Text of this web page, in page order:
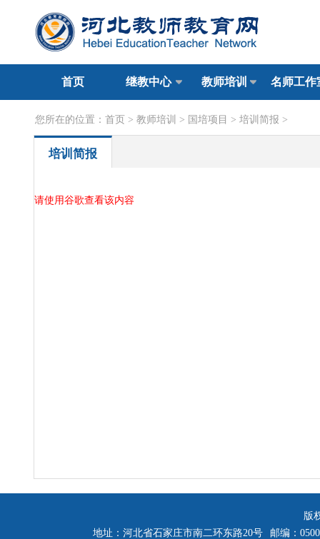
首页 继教中心 教师培训 名师工作
您所在的位置： 首页 > 教师培训 > 国培项目 > 培训简报 >
培训简报
请使用谷歌查看该内容
版
地址：河北省石家庄市南二环东路20号
邮编：